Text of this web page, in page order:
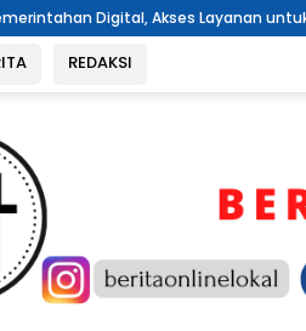
Layanan untuk Masyarakat
REDAKSI